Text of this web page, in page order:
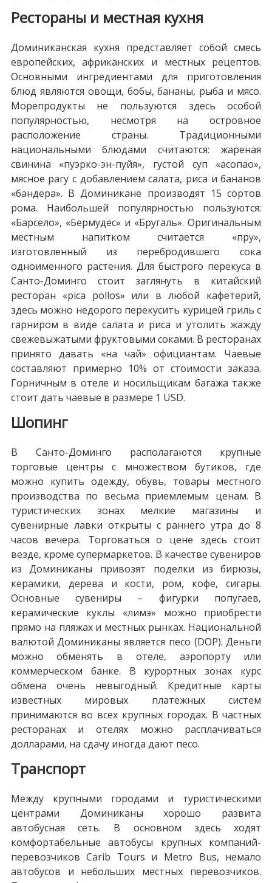
Рестораны и местная кухня
Доминиканская кухня представляет собой смесь
европейских, африканских и местных рецептов.
Основными ингредиентами для приготовления
блюд являются овощи, бобы, бананы, рыба и мясо.
Морепродукты не пользуются здесь особой
популярностью, несмотря на островное
расположение страны. Традиционными
национальными блюдами считаются: жареная
свинина «пуэрко-эн-пуйя», густой суп «асопао»,
мясное рагу с добавлением салата, риса и бананов
«бандера». В Доминикане производят 15 сортов
рома. Наибольшей популярностью пользуются:
«Барсело», «Бермудес» и «Бругаль». Оригинальным
местным напитком считается «пру»,
изготовленный из перебродившего сока
одноименного растения. Для быстрого перекуса в
Санто-Доминго стоит заглянуть в китайский
ресторан «pica pollos» или в любой кафетерий,
здесь можно недорого перекусить курицей гриль с
гарниром в виде салата и риса и утолить жажду
свежевыжатыми фруктовыми соками. В ресторанах
принято давать «на чай» официантам. Чаевые
составляют примерно 10% от стоимости заказа.
Горничным в отеле и носильщикам багажа также
стоит дать чаевые в размере 1 USD.
Шопинг
В Санто-Доминго располагаются крупные
торговые центры с множеством бутиков, где
можно купить одежду, обувь, товары местного
производства по весьма приемлемым ценам. В
туристических зонах мелкие магазины и
сувенирные лавки открыты с раннего утра до 8
часов вечера. Торговаться о цене здесь стоит
везде, кроме супермаркетов. В качестве сувениров
из Доминиканы привозят поделки из бирюзы,
керамики, дерева и кости, ром, кофе, сигары.
Основные сувениры – фигурки попугаев,
керамические куклы «лимэ» можно приобрести
прямо на пляжах и местных рынках. Национальной
валютой Доминиканы является песо (DOP). Деньги
можно обменять в отеле, аэропорту или
коммерческом банке. В курортных зонах курс
обмена очень невыгодный. Кредитные карты
известных мировых платежных систем
принимаются во всех крупных городах. В частных
ресторанах и отелях можно расплачиваться
долларами, на сдачу иногда дают песо.
Транспорт
Между крупными городами и туристическими
центрами Доминиканы хорошо развита
автобусная сеть. В основном здесь ходят
комфортабельные автобусы крупных компаний-
перевозчиков Carib Tours и Metro Bus, немало
автобусов и небольших местных перевозчиков.